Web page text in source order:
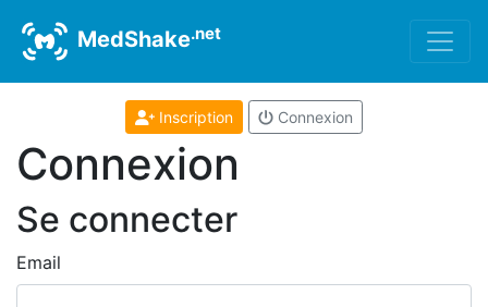
MedShake.net
Inscription Connexion
Connexion
Se connecter
Email